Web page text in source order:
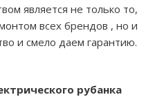
является не только то,
всех брендов , но и
и смело даем гарантию.
рубанка